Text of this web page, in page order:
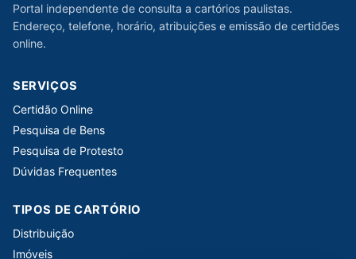
Portal independente de consulta a cartórios paulistas.
Endereço, telefone, horário, atribuições e emissão de certidões
online.
SERVIÇOS
Certidão Online
Pesquisa de Bens
Pesquisa de Protesto
Dúvidas Frequentes
TIPOS DE CARTÓRIO
Distribuição
Imóveis